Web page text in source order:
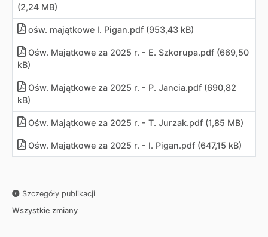
(2,24 MB)
ośw. majątkowe I. Pigan.pdf (953,43 kB)
Ośw. Majątkowe za 2025 r. - E. Szkorupa.pdf (669,50
kB)
Ośw. Majątkowe za 2025 r. - P. Jancia.pdf (690,82
kB)
Ośw. Majątkowe za 2025 r. - T. Jurzak.pdf (1,85 MB)
Ośw. Majątkowe za 2025 r. - I. Pigan.pdf (647,15 kB)
Szczegóły publikacji
Wszystkie zmiany